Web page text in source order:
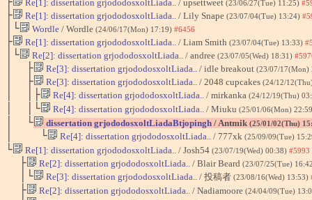
Re[1]: dissertation grjododosxoltLiada.. / upsettweet (23/06/27(Tue) 11:25)
├ Re[1]: dissertation grjododosxoltLiada.. / Lily Snape (23/07/04(Tue) 13:24)
│└ Wordle / Wordle (24/06/17(Mon) 17:19) #6456
├ Re[1]: dissertation grjododosxoltLiada.. / Liam Smith (23/07/04(Tue) 13:33)
│└ Re[2]: dissertation grjododosxoltLiada.. / andree (23/07/05(Wed) 18:31)
│ ├ Re[3]: dissertation grjododosxoltLiada.. / idle breakout (23/07/17(Mon)
│ ├ Re[3]: dissertation grjododosxoltLiada.. / 2048 cupcakes (24/12/
│ │├ Re[4]: dissertation grjododosxoltLiada.. / mirkanka (24/12/19(Thu)
│ │└ Re[4]: dissertation grjododosxoltLiada.. / Miuku (25/01/06(Mon)
│ └ dissertation grjododosxoltLiadaBtjopingh / Antmik (25/01/02(Thu)
│ └ Re[4]: dissertation grjododosxoltLiada.. / 777xk (25/09/09(Tue)
└ Re[1]: dissertation grjododosxoltLiada.. / Josh54 (23/07/19(Wed) 00:38) #5993
├ Re[2]: dissertation grjododosxoltLiada.. / Blair Beard (23/07/25(Tue)
│└ Re[3]: dissertation grjododosxoltLiada.. / 投稿者 (23/08/16(Wed) 13:53)
├ Re[2]: dissertation grjododosxoltLiada.. / Nadiamoore (24/04/09(Tue)